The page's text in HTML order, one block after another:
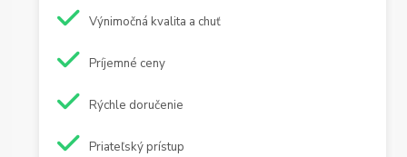
Výnimočná kvalita a chuť
Príjemné ceny
Rýchle doručenie
Priateľský prístup